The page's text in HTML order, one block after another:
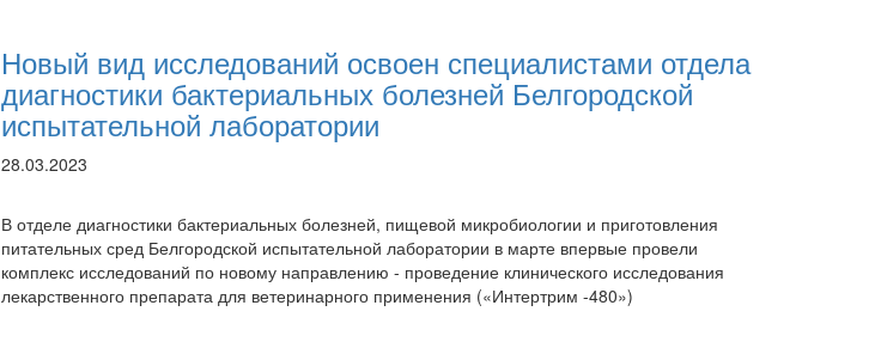
Новый вид исследований освоен специалистами отдела
диагностики бактериальных болезней Белгородской
испытательной лаборатории
28.03.2023
В отделе диагностики бактериальных болезней, пищевой микробиологии и приготовления
питательных сред Белгородской испытательной лаборатории в марте впервые провели
комплекс исследований по новому направлению - проведение клинического исследования
лекарственного препарата для ветеринарного применения («Интертрим -480»)